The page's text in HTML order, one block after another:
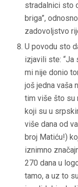
stradalnici sto
briga”,
zadovoljstvo
U povodu sto
izjavili ste: “Ja
mi nije donio
još jedna vaša
tim više što su
koji su u
više dana od
broj Matiću!)
iznimno
270 dana u
tamo, a uz to